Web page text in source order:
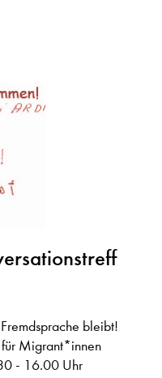
bleibt!
für Migrant*innen
- 16.00 Uhr